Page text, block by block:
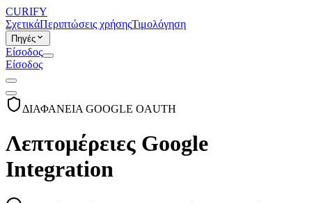
CURIFY
ΣχετικάΠεριπτώσεις χρήσηςΤιμολόγηση
Πηγές
Είσοδος
Είσοδος
ΔΙΑΦΑΝΕΙΑ GOOGLE OAUTH
Λεπτομέρειες Google
Integration